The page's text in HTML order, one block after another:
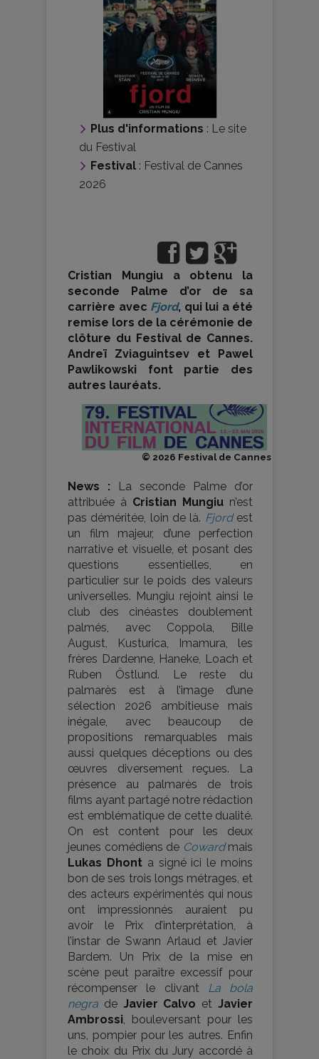
Plus d'informations : Le site
du Festival
Festival : Festival de Cannes
2026
Cristian Mungiu a obtenu la
seconde Palme d’or de sa
carrière avec Fjord, qui lui a été
remise lors de la cérémonie de
clôture du Festival de Cannes.
Andreï Zviaguintsev et Pawel
Pawlikowski font partie des
autres lauréats.
© 2026 Festival de Cannes
News : La seconde Palme d’or
attribuée à Cristian Mungiu n’est
pas déméritée, loin de là. Fjordest
un film majeur, d’une perfection
narrative et visuelle, et posant des
questions essentielles, en
particulier sur le poids des valeurs
universelles. Mungiu rejoint ainsi le
club des cinéastes doublement
palmés, avec Coppola, Bille
August, Kusturica, Imamura, les
frères Dardenne, Haneke, Loach et
Ruben Östlund. Le reste du
palmarès est à l’image d’une
sélection 2026 ambitieuse mais
inégale, avec beaucoup de
propositions remarquables mais
aussi quelques déceptions ou des
œuvres diversement reçues. La
présence au palmarès de trois
films ayant partagé notre rédaction
est emblématique de cette dualité.
On est content pour les deux
jeunes comédiens de Cowardmais
Lukas Dhonta signé ici le moins
bon de ses trois longs métrages, et
des acteurs expérimentés qui nous
ont impressionnés auraient pu
avoir le Prix d’interprétation, à
l’instar de Swann Arlaud et Javier
Bardem. Un Prix de la mise en
scène peut paraître excessif pour
récompenser le clivant La bola
negra de Javier Calvo etJavier
Ambrossi, bouleversant pour les
uns, pompier pour les autres. Enfin
le choix du Prix du Jury accordé à